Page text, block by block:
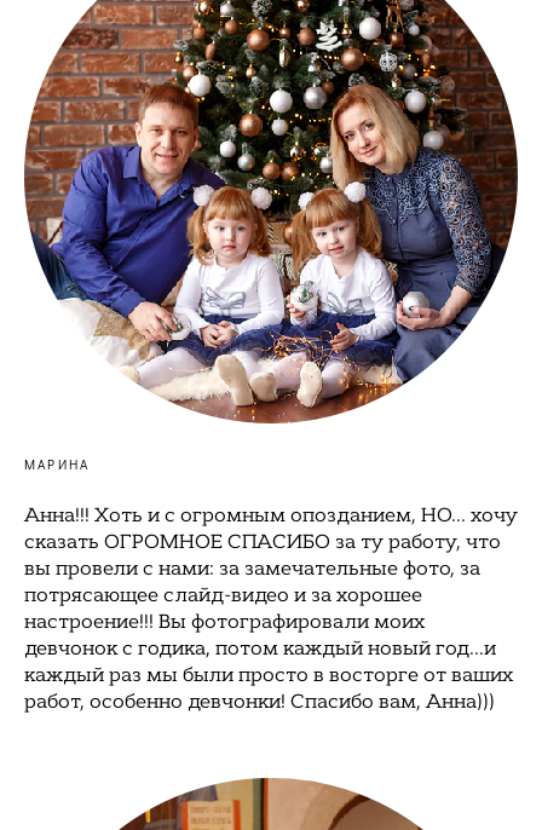
МАРИНА
Анна!!! Хоть и с огромным опозданием, НО... хочу
сказать ОГРОМНОЕ СПАСИБО за ту работу, что
вы провели с нами: за замечательные фото, за
потрясающее слайд-видео и за хорошее
настроение!!! Вы фотографировали моих
девчонок с годика, потом каждый новый год...и
каждый раз мы были просто в восторге от ваших
работ, особенно девчонки! Спасибо вам, Анна)))